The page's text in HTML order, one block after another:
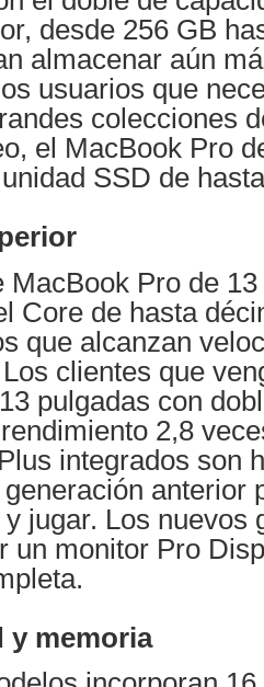
desde 256 GB
almacenar aún
usuarios que
colecciones
el MacBook Pro
SSD de
MacBook Pro de
Core de hasta
que alcanzan
clientes que
pulgadas con
2,8
integrados son
anterior
jugar. Los nuevos
un monitor Pro
y memoria